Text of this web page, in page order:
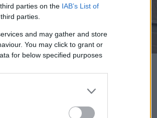
parties on the IAB’s List of
parties.
and may gather and store
You may click to grant or
for below specified purposes
Friday mit
nur 25.000
31. Mai und
zum